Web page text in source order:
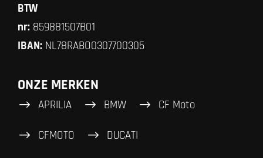
BTW
nr: 859881507B01
IBAN: NL78RABO0307700305
ONZE MERKEN
APRILIA BMW CF Moto
CFMOTO DUCATI